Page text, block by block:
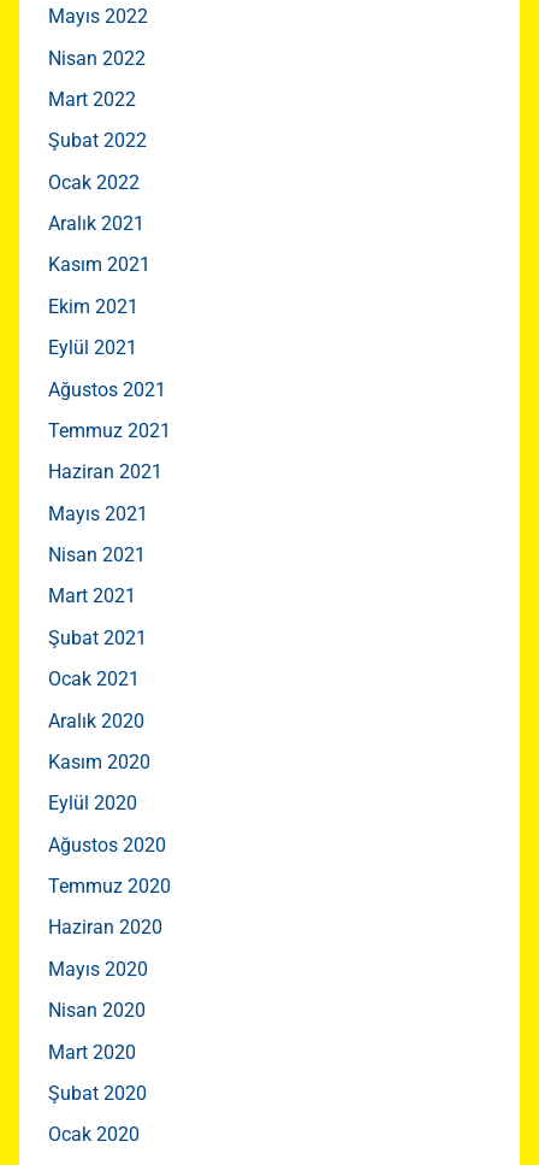
Mayıs 2022
Nisan 2022
Mart 2022
Şubat 2022
Ocak 2022
Aralık 2021
Kasım 2021
Ekim 2021
Eylül 2021
Ağustos 2021
Temmuz 2021
Haziran 2021
Mayıs 2021
Nisan 2021
Mart 2021
Şubat 2021
Ocak 2021
Aralık 2020
Kasım 2020
Eylül 2020
Ağustos 2020
Temmuz 2020
Haziran 2020
Mayıs 2020
Nisan 2020
Mart 2020
Şubat 2020
Ocak 2020